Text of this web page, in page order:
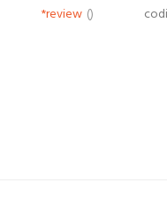
*review () codi